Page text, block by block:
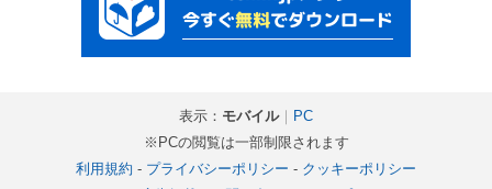
表示： モバイル｜
PC
※PCの閲覧は一部制限されます
利用規約 - プライバシーポリシー - クッキーポリシー